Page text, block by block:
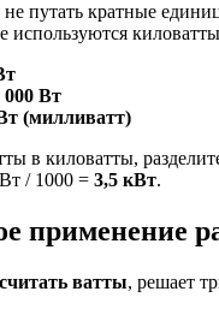
путать кратные
используются
Вт
(милливатт)
в киловатты,
/ 1000 = 3,5 кВт.
применение
ватты, решает